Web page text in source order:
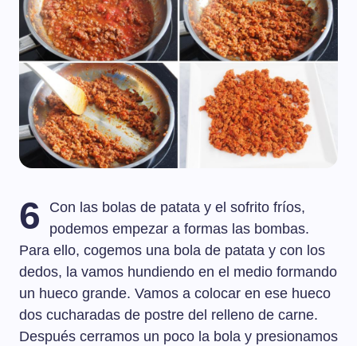
6
Con las bolas de patata y el sofrito fríos,
podemos empezar a formas las bombas.
Para ello, cogemos una bola de patata y con los
dedos, la vamos hundiendo en el medio formando
un hueco grande. Vamos a colocar en ese hueco
dos cucharadas de postre del relleno de carne.
Después cerramos un poco la bola y presionamos